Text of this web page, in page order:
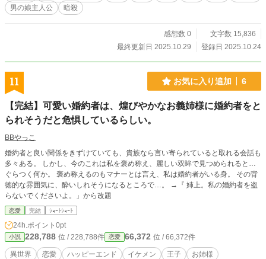
男の娘主人公
暗殺
感想数 0
文字数 15,836
最終更新日 2025.10.29
登録日 2025.10.24
11 お気に入り追加 6
【完結】可愛い婚約者は、煌びやかなお義姉様に婚約者をと
られそうだと危惧しているらしい。
BBやっこ
婚約者と良い関係をきずけていても、貴族なら言い寄られていると取れる会話も
多々ある。 しかし、今のこれは私を褒め称え、麗しい双眸で見つめられると…
ぐらつく何か。 褒め称えるのもマナーとは言え、私は婚約者がいる身。 その背
徳的な雰囲気に、酔いしれそうになるところで…。 →『 姉上。私の婚約者を盗
らないでくださいよ。」から改題
恋愛 完結 ｼｮｰﾄｼｮｰﾄ
24h.ポイント 0pt
小説 228,788 位 / 228,788件 恋愛 66,372 位 / 66,372件
異世界 恋愛 ハッピーエンド イケメン 王子
お姉様